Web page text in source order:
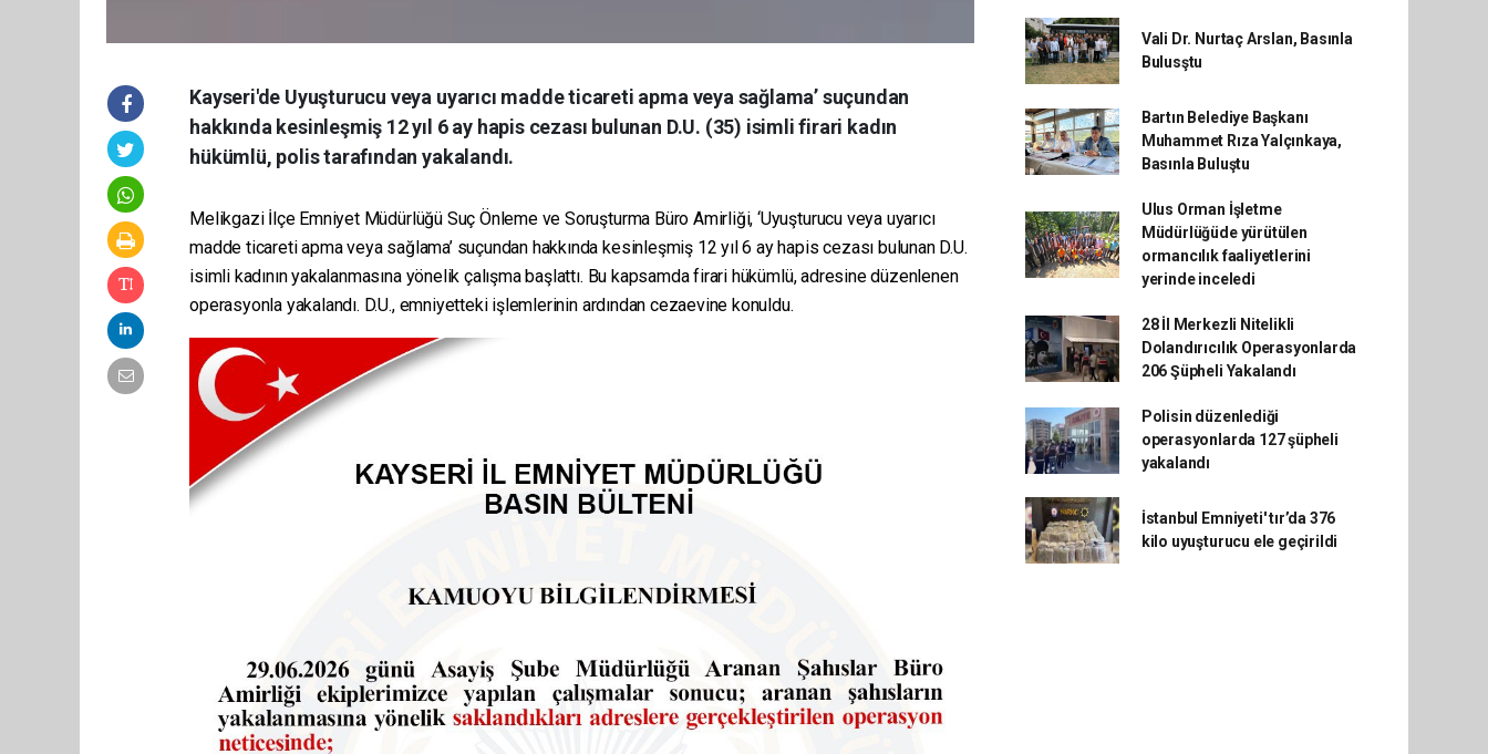
Kayseri'de Uyuşturucu veya uyarıcı madde ticareti apma veya sağlama’ suçundan
hakkında kesinleşmiş 12 yıl 6 ay hapis cezası bulunan D.U. (35) isimli firari kadın
hükümlü, polis tarafından yakalandı.
Melikgazi İlçe Emniyet Müdürlüğü Suç Önleme ve Soruşturma Büro Amirliği, ‘Uyuşturucu veya uyarıcı
madde ticareti apma veya sağlama’ suçundan hakkında kesinleşmiş 12 yıl 6 ay hapis cezası bulunan D.U.
isimli kadının yakalanmasına yönelik çalışma başlattı. Bu kapsamda firari hükümlü, adresine düzenlenen
operasyonla yakalandı. D.U., emniyetteki işlemlerinin ardından cezaevine konuldu.
Vali Dr. Nurtaç Arslan, Basınla
Bulusştu
Bartın Belediye Başkanı
Muhammet Rıza Yalçınkaya,
Basınla Buluştu
Ulus Orman İşletme
Müdürlüğüde yürütülen
ormancılık faaliyetlerini
yerinde inceledi
28 İl Merkezli Nitelikli
Dolandırıcılık Operasyonlarda
206 Şüpheli Yakalandı
Polisin düzenlediği
operasyonlarda 127 şüpheli
yakalandı
İstanbul Emniyeti' tır’da 376
kilo uyuşturucu ele geçirildi